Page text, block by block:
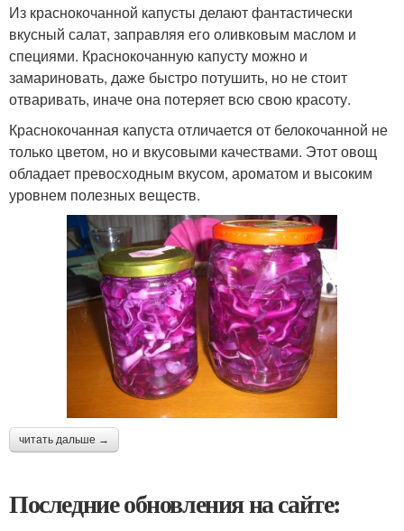
Из краснокочанной капусты делают фантастически
вкусный салат, заправляя его оливковым маслом и
специями. Краснокочанную капусту можно и
замариновать, даже быстро потушить, но не стоит
отваривать, иначе она потеряет всю свою красоту.
Краснокочанная капуста отличается от белокочанной не
только цветом, но и вкусовыми качествами. Этот овощ
обладает превосходным вкусом, ароматом и высоким
уровнем полезных веществ.
читать дальше →
Последние обновления на сайте: